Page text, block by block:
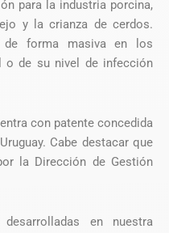
para la industria porcina,
y la crianza de cerdos.
de forma masiva en los
o de su nivel de infección
con patente concedida
Cabe destacar que
la Dirección de Gestión
en nuestra